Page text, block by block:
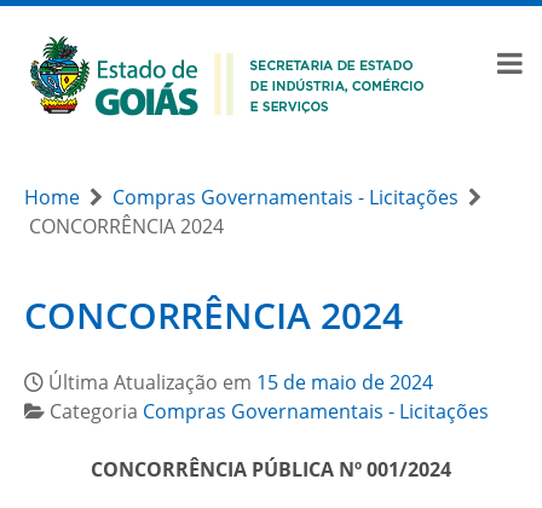
Home
Compras Governamentais - Licitações
CONCORRÊNCIA 2024
CONCORRÊNCIA 2024
Última Atualização em 15 de maio de 2024
Categoria Compras Governamentais - Licitações
CONCORRÊNCIA PÚBLICA Nº 001/2024